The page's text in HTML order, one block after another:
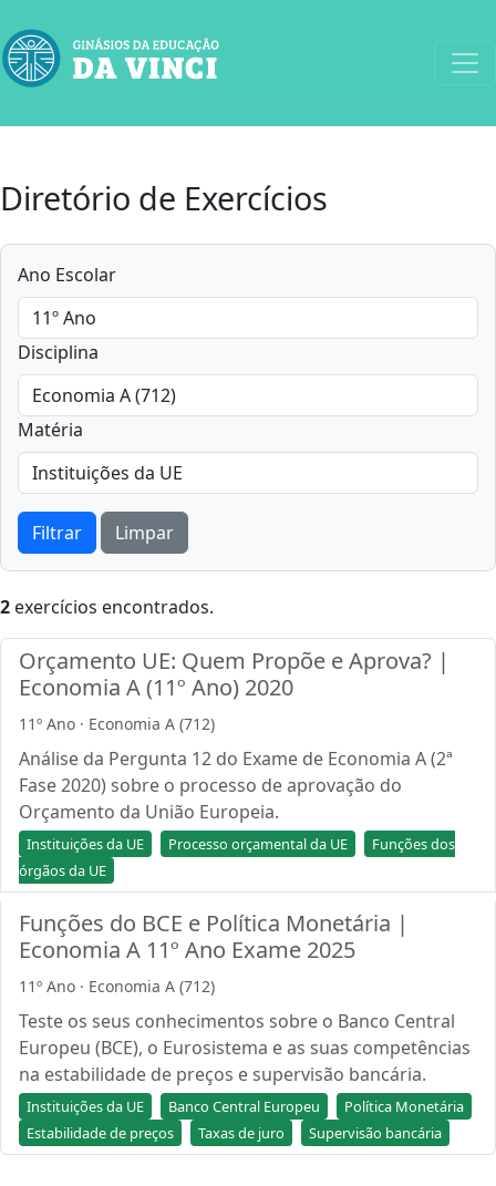
Diretório de Exercícios
Ano Escolar
Disciplina
Matéria
Filtrar Limpar
2 exercícios encontrados.
Orçamento UE: Quem Propõe e Aprova? |
Economia A (11º Ano) 2020
11º Ano · Economia A (712)
Análise da Pergunta 12 do Exame de Economia A (2ª
Fase 2020) sobre o processo de aprovação do
Orçamento da União Europeia.
Instituições da UE Processo orçamental da UE
Funções dos
órgãos da UE
Funções do BCE e Política Monetária |
Economia A 11º Ano Exame 2025
11º Ano · Economia A (712)
Teste os seus conhecimentos sobre o Banco Central
Europeu (BCE), o Eurosistema e as suas competências
na estabilidade de preços e supervisão bancária.
Instituições da UE Banco Central Europeu
Política Monetária
Estabilidade de preços
Taxas de juro Supervisão bancária